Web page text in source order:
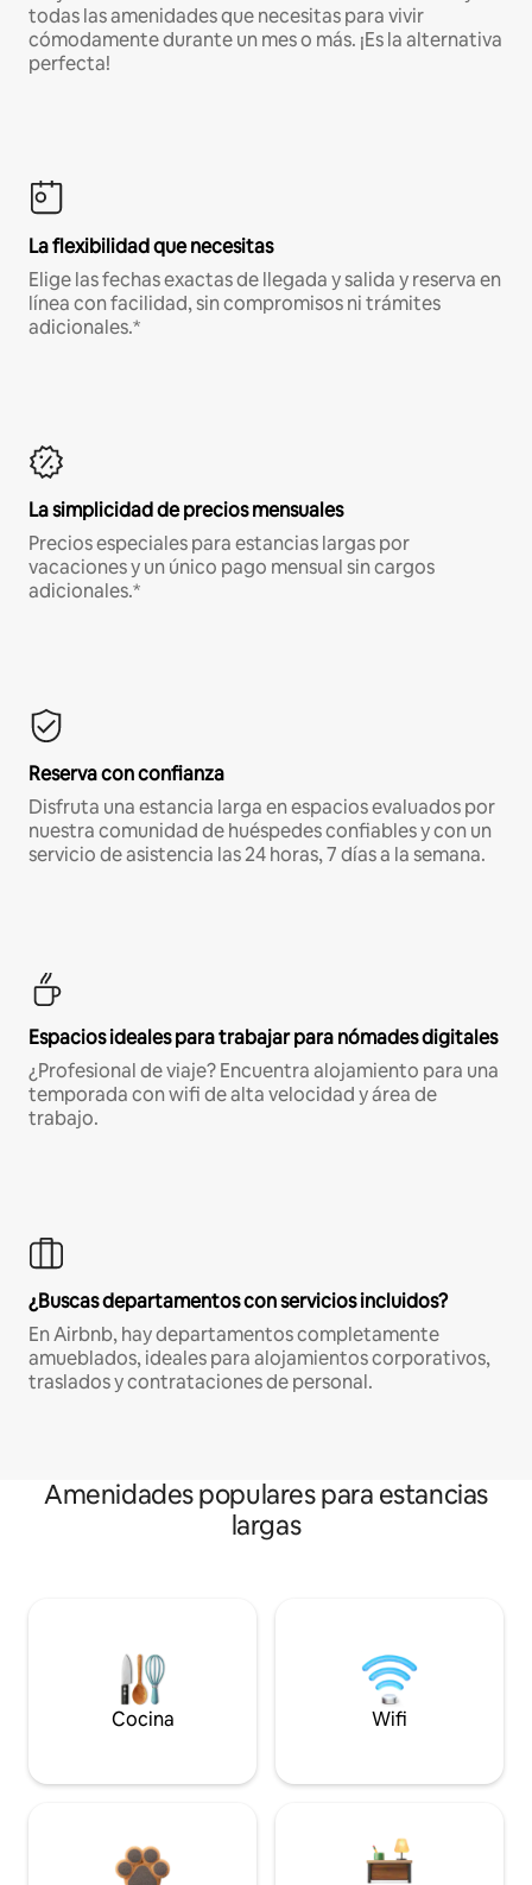
todas las amenidades que necesitas para vivir
cómodamente durante un mes o más. ¡Es la alternativa
perfecta!
La flexibilidad que necesitas
Elige las fechas exactas de llegada y salida y reserva en
línea con facilidad, sin compromisos ni trámites
adicionales.*
La simplicidad de precios mensuales
Precios especiales para estancias largas por
vacaciones y un único pago mensual sin cargos
adicionales.*
Reserva con confianza
Disfruta una estancia larga en espacios evaluados por
nuestra comunidad de huéspedes confiables y con un
servicio de asistencia las 24 horas, 7 días a la semana.
Espacios ideales para trabajar para nómades digitales
¿Profesional de viaje? Encuentra alojamiento para una
temporada con wifi de alta velocidad y área de
trabajo.
¿Buscas departamentos con servicios incluidos?
En Airbnb, hay departamentos completamente
amueblados, ideales para alojamientos corporativos,
traslados y contrataciones de personal.
Amenidades populares para estancias
largas
Cocina Wifi